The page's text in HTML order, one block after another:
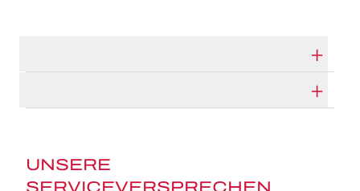
HERSTELLERBESCHREIBUNG
UNSERE
SERVICEVERSPRECHEN